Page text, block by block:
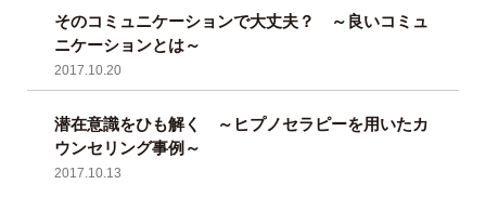
そのコミュニケーションで大丈夫？ ～良いコミュ
ニケーションとは～
2017.10.20
潜在意識をひも解く ～ヒプノセラピーを用いたカ
ウンセリング事例～
2017.10.13